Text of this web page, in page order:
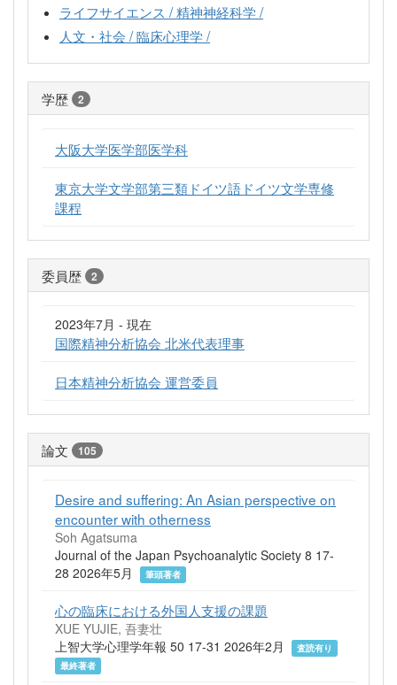
ライフサイエンス / 精神神経科学 /
人文・社会 / 臨床心理学 /
学歴 2
大阪大学医学部医学科
東京大学文学部第三類ドイツ語ドイツ文学専修
課程
委員歴 2
2023年7月 - 現在
国際精神分析協会 北米代表理事
日本精神分析協会 運営委員
論文 105
Desire and suffering: An Asian perspective on
encounter with otherness
Soh Agatsuma
Journal of the Japan Psychoanalytic Society 8 17-
28 2026年5月
筆頭著者
心の臨床における外国人支援の課題
XUE YUJIE, 吾妻壮
上智大学心理学年報 50 17-31 2026年2月
査読有り
最終著者